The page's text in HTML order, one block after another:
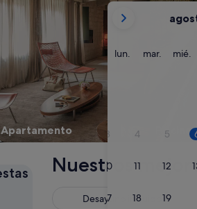
Tus
meses
actuales
son
August
September
de
lun. lunesmar. martes
mié.
3 4 5
10 11 12
17 18 19
Apartamento Piscina
Nuestros
Desayuno incluido